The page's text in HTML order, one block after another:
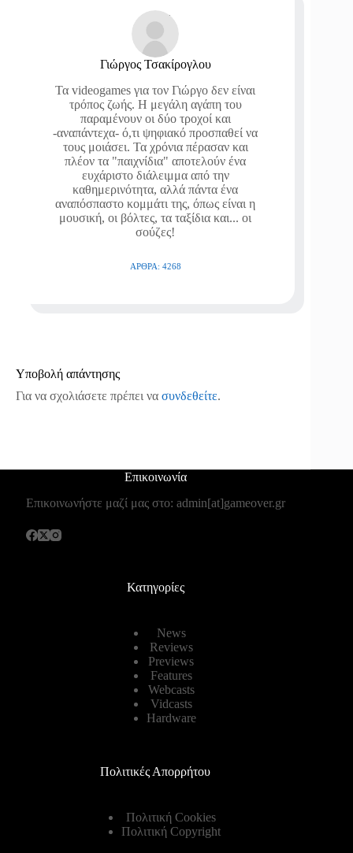
Γιώργος Τσακίρογλου
Τα videogames για τον Γιώργο δεν είναι
τρόπος ζωής. Η μεγάλη αγάπη του
παραμένουν οι δύο τροχοί και
-αναπάντεχα- ό,τι ψηφιακό προσπαθεί να
τους μοιάσει. Τα χρόνια πέρασαν και
πλέον τα "παιχνίδια" αποτελούν ένα
ευχάριστο διάλειμμα από την
καθημερινότητα, αλλά πάντα ένα
αναπόσπαστο κομμάτι της, όπως είναι η
μουσική, οι βόλτες, τα ταξίδια και... οι
σούζες!
ΆΡΘΡΑ: 4268
Υποβολή απάντησης
Για να σχολιάσετε πρέπει να συνδεθείτε.
Επικοινωνία
Επικοινωνήστε μαζί μας στο: admin[at]gameover.gr
Κατηγορίες
News
Reviews
Previews
Features
Webcasts
Vidcasts
Hardware
Πολιτικές Απορρήτου
Πολιτική Cookies
Πολιτική Copyright